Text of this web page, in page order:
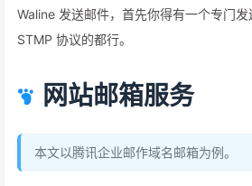
Waline 发送邮件，首先你得有一个专门
STMP 协议的都行。
网站邮箱服务
本文以腾讯企业邮作域名邮箱为例。